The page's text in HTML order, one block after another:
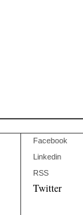
Facebook
Linkedin
RSS
Twitter